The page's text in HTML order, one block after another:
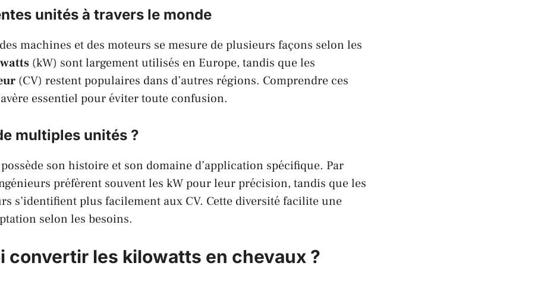
unités à travers le monde
machines et des moteurs se mesure de plusieurs façons selon les
(kW) sont largement utilisés en Europe, tandis que les
(CV) restent populaires dans d’autres régions. Comprendre ces
essentiel pour éviter toute confusion.
multiples unités ?
son histoire et son domaine d’application spécifique. Par
préfèrent souvent les kW pour leur précision, tandis que les
s’identifient plus facilement aux CV. Cette diversité facilite une
selon les besoins.
convertir les kilowatts en chevaux ?